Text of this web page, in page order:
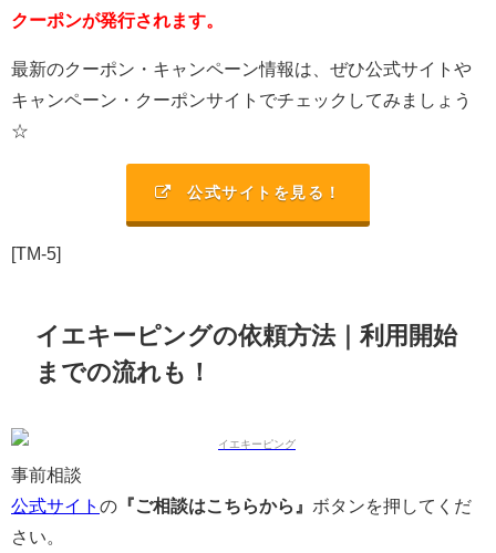
クーポンが発行されます。
最新のクーポン・キャンペーン情報は、ぜひ公式サイトや
キャンペーン・クーポンサイトでチェックしてみましょう
☆
公式サイトを見る！
[TM-5]
イエキーピングの依頼方法｜利用開始
までの流れも！
事前相談
公式サイト の 『ご相談はこちらから』 ボタンを押してくだ
さい。